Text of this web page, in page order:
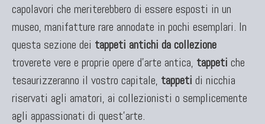
capolavori che meriterebbero di essere esposti in un
museo, manifatture rare annodate in pochi esemplari. In
questa sezione dei tappeti antichi da collezione
troverete vere e proprie opere d'arte antica, tappeti che
tesaurizzeranno il vostro capitale, tappeti di nicchia
riservati agli amatori, ai collezionisti o semplicemente
agli appassionati di quest'arte.